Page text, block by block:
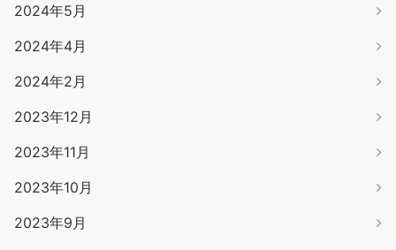
2024年5月
2024年4月
2024年2月
2023年12月
2023年11月
2023年10月
2023年9月